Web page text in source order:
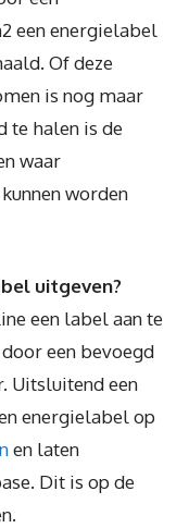
een energielabel
Of deze
is nog maar
te halen is de
waar
worden
uitgeven?
een label aan te
een bevoegd
Uitsluitend een
energielabel op
en laten
Dit is op de